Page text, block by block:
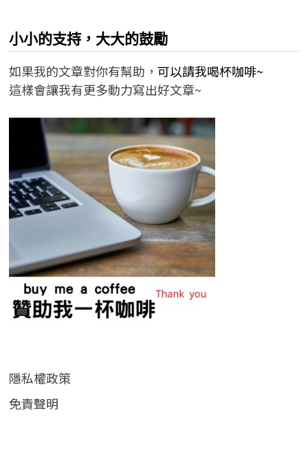
小小的支持，大大的鼓勵
如果我的文章對你有幫助， 可以請我喝杯咖啡~
這樣會讓我有更多動力寫出好文章~
隱私權政策
免責聲明